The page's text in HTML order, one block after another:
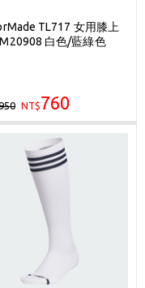
模擬器
期 0 利率
運
TL717 女用膝上
白色/藍綠色
NT$760